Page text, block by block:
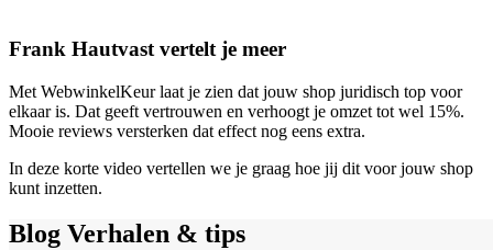
Frank Hautvast vertelt je meer
Met WebwinkelKeur laat je zien dat jouw shop juridisch top voor
elkaar is. Dat geeft vertrouwen en verhoogt je omzet tot wel 15%.
Mooie reviews versterken dat effect nog eens extra.
In deze korte video vertellen we je graag hoe jij dit voor jouw shop
kunt inzetten.
Blog Verhalen & tips